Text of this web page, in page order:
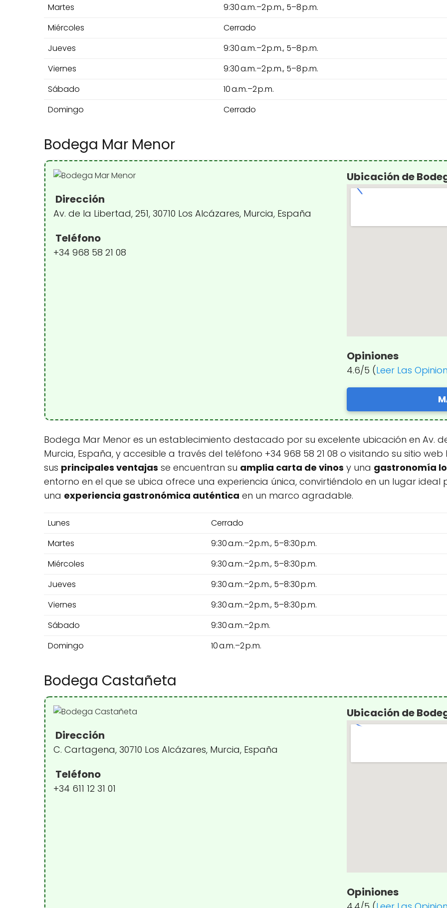
Martes
9:30 a.m.–2 p.m., 5–8 p.m.
Miércoles
Cerrado
Jueves
9:30 a.m.–2 p.m., 5–8 p.m.
Viernes
9:30 a.m.–2 p.m., 5–8 p.m.
Sábado
10 a.m.–2 p.m.
Domingo
Cerrado
Bodega Mar Menor
Dirección
Av. de la Libertad, 251, 30710 Los Alcázares, Murcia, España
Teléfono
+34 968 58 21 08
Ubicación de
Opiniones
4.6/5 (Leer Las
Bodega Mar Menor es un establecimiento destacado por su excelente ubicación en Av. de
Murcia, España, y accesible a través del teléfono +34 968 58 21 08 o visitando su sitio
sus principales ventajas se encuentran su amplia carta de vinos y una gastronomía
entorno en el que se ubica ofrece una experiencia única, convirtiéndolo en un lugar
una experiencia gastronómica auténtica en un marco agradable.
Lunes
Cerrado
Martes
9:30 a.m.–2 p.m., 5–8:30 p.m.
Miércoles
9:30 a.m.–2 p.m., 5–8:30 p.m.
Jueves
9:30 a.m.–2 p.m., 5–8:30 p.m.
Viernes
9:30 a.m.–2 p.m., 5–8:30 p.m.
Sábado
9:30 a.m.–2 p.m.
Domingo
10 a.m.–2 p.m.
Bodega Castañeta
Dirección
C. Cartagena, 30710 Los Alcázares, Murcia, España
Teléfono
+34 611 12 31 01
Ubicación de
Opiniones